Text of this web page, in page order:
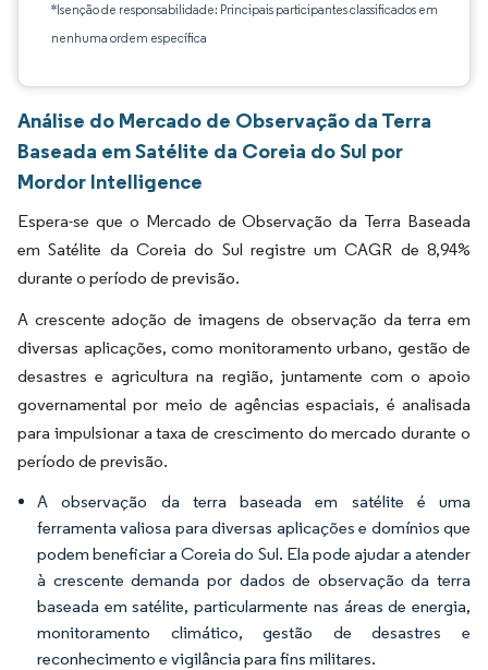
*Isenção de responsabilidade: Principais participantes classificados em
nenhuma ordem específica
Análise do Mercado de Observação da Terra
Baseada em Satélite da Coreia do Sul por
Mordor Intelligence
Espera-se que o Mercado de Observação da Terra Baseada
em Satélite da Coreia do Sul registre um CAGR de 8,94%
durante o período de previsão.
A crescente adoção de imagens de observação da terra em
diversas aplicações, como monitoramento urbano, gestão de
desastres e agricultura na região, juntamente com o apoio
governamental por meio de agências espaciais, é analisada
para impulsionar a taxa de crescimento do mercado durante o
período de previsão.
A observação da terra baseada em satélite é uma
ferramenta valiosa para diversas aplicações e domínios que
podem beneficiar a Coreia do Sul. Ela pode ajudar a atender
à crescente demanda por dados de observação da terra
baseada em satélite, particularmente nas áreas de energia,
monitoramento climático, gestão de desastres e
reconhecimento e vigilância para fins militares.